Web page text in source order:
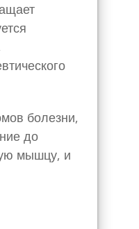
болезни,
до
мышцу, и